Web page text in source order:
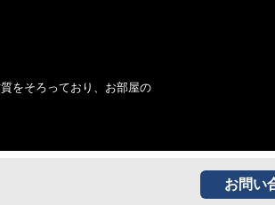
をそろっており、お部屋の
お問い